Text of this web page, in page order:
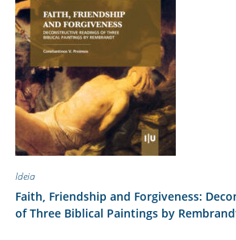
Ideia
Faith, Friendship and Forgiveness:
of Three Biblical Paintings by